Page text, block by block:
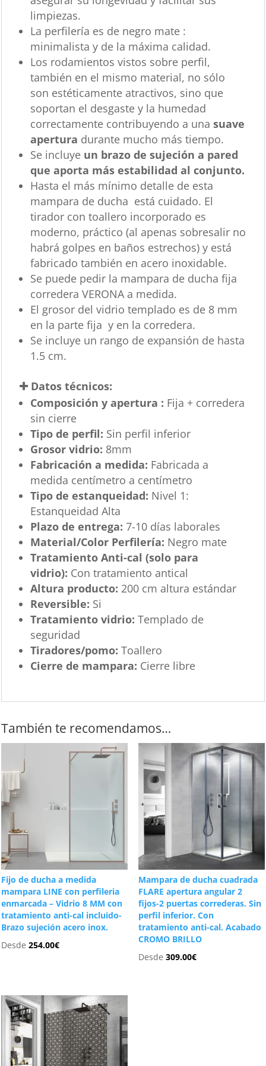
limpiezas.
La perfilería es de negro mate :
minimalista y de la máxima calidad.
Los rodamientos vistos sobre perfil,
también en el mismo material, no sólo
son estéticamente atractivos, sino que
soportan el desgaste y la humedad
correctamente contribuyendo a una suave
apertura durante mucho más tiempo.
Se incluye un brazo de sujeción a pared
que aporta más estabilidad al conjunto.
Hasta el más mínimo detalle de esta
mampara de ducha está cuidado. El
tirador con toallero incorporado es
moderno, práctico (al apenas sobresalir no
habrá golpes en baños estrechos) y está
fabricado también en acero inoxidable.
Se puede pedir la mampara de ducha fija
corredera VERONA a medida.
El grosor del vidrio templado es de 8 mm
en la parte fija y en la corredera.
Se incluye un rango de expansión de hasta
1.5 cm.
Datos técnicos:
Composición y apertura : Fija + corredera
sin cierre
Tipo de perfil: Sin perfil inferior
Grosor vidrio: 8mm
Fabricación a medida: Fabricada a
medida centímetro a centímetro
Tipo de estanqueidad: Nivel 1:
Estanqueidad Alta
Plazo de entrega: 7-10 días laborales
Material/Color Perfilería: Negro mate
Tratamiento Anti-cal (solo para
vidrio): Con tratamiento antical
Altura producto: 200 cm altura estándar
Reversible: Si
Tratamiento vidrio: Templado de
seguridad
Tiradores/pomo: Toallero
Cierre de mampara: Cierre libre
También te recomendamos…
Fijo de ducha a medida
mampara LINE con perfileria
enmarcada – Vidrio 8 MM con
tratamiento anti-cal incluido-
Brazo sujeción acero inox.
Desde254.00€
Mampara de ducha cuadrada
FLARE apertura angular 2
fijos-2 puertas correderas. Sin
perfil inferior. Con
tratamiento anti-cal. Acabado
CROMO BRILLO
Desde 309.00€